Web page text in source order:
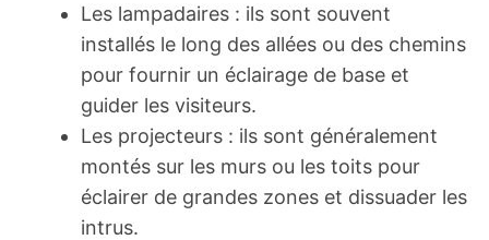
Les lampadaires : ils sont souvent
installés le long des allées ou des chemins
pour fournir un éclairage de base et
guider les visiteurs.
Les projecteurs : ils sont généralement
montés sur les murs ou les toits pour
éclairer de grandes zones et dissuader les
intrus.